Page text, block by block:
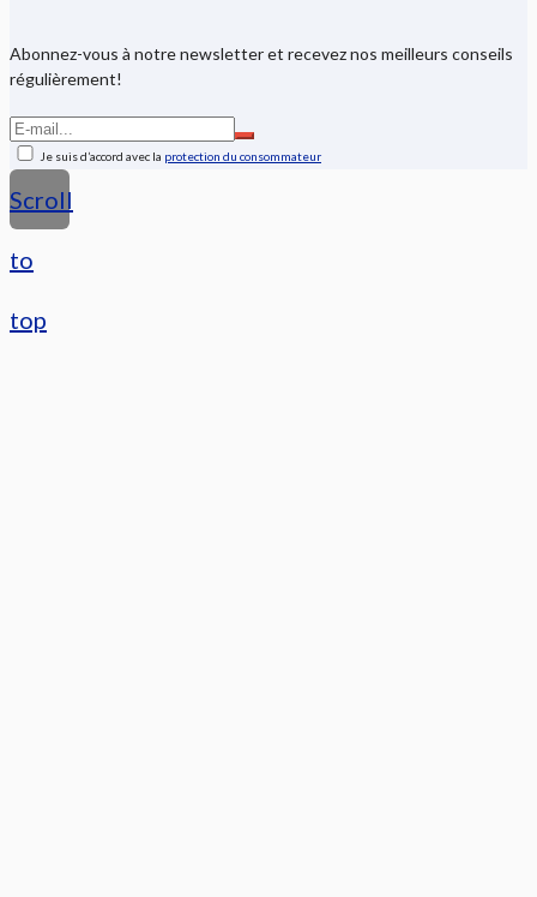
Abonnez-vous à notre newsletter et recevez nos meilleurs conseils
régulièrement!
Je suis d’accord avec la protection du consommateur
Scroll
to
top